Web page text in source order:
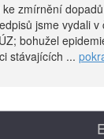
zmírnění
jsme vydali v
bohužel
stávajících ...